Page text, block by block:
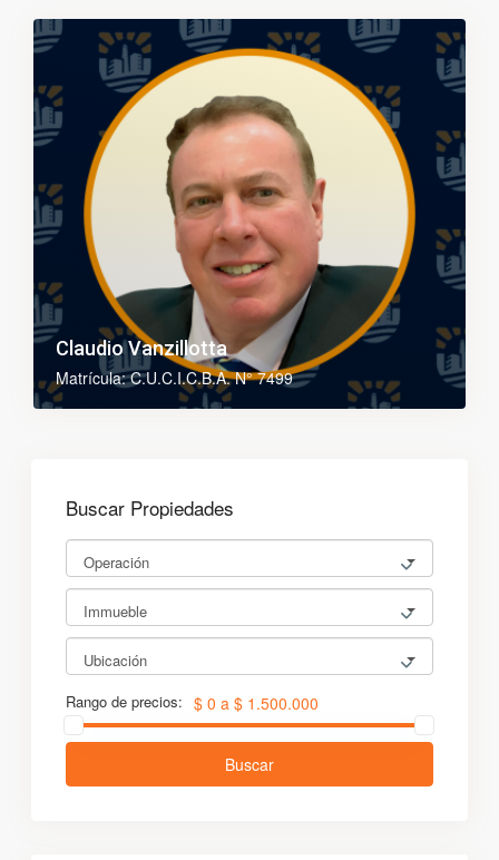
Claudio Vanzillotta
Matrícula: C.U.C.I.C.B.A. N° 7499
Buscar Propiedades
Operación
Immueble
Ubicación
Rango de precios: $ 0 a $ 1.500.000
Buscar